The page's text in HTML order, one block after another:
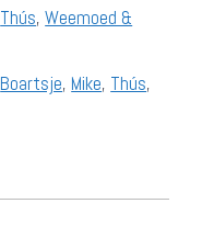
Thús,Weemoed &
Boartsje, Mike, Thús,